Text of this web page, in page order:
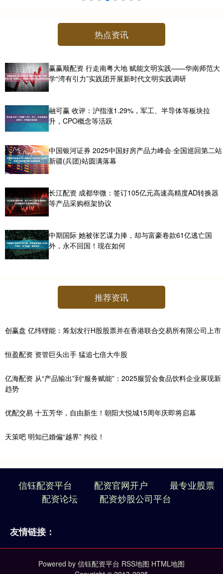
热点资讯
赢赢顺配资 行走南粤大地 赋能文明实践——华南师范大
学“湾有引力”实践团开展新时代文明实践调研
融可赢 收评：沪指涨1.29%，军工、半导体等板块拉
升，CPO概念等活跃
中国银河证券 2025中国好房产品力峰会·全国巡回第二站
新疆(兵团)站圆满落幕
长江配资 成都华微：签订105亿元高速高精度AD转换器
等产品采购框架协议
中期国际 她被张艺谋力捧，却与富豪卷款61亿逃亡国
外，永不回国！现在如何
推荐资讯
创赢盘 亿纬锂能：筹划发行H股股票并在香港联合交易所有限公司上市
恒盈配资 资管巨头出手 猛追七倍大牛股
亿海配资 从“产品输出”到“服务赋能”：2025服贸会食品饮料企业展现新
趋势
优配交易 十五芳华，自由新生！朝阳大悦城15周年庆即将启幕
天策吧 明知已婚偏“越界” 拘役！
信钰配资平台 配资官网开户
最专业股票
配资论坛
配资炒股公司平台
友情链接：
Powered by 信钰配资平台 RSS地图 HTML地图